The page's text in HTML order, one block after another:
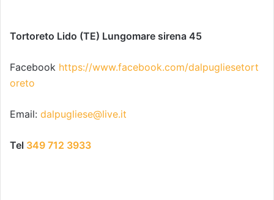
Tortoreto Lido (TE) Lungomare sirena 45
Facebook https://www.facebook.com/dalpugliesetort
oreto
Email: dalpugliese@live.it
Tel 349 712 3933